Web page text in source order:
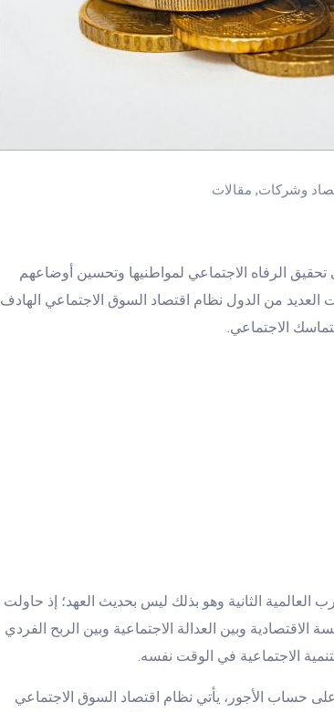
وشركات, مقالات
الرفاه الاجتماعي لمواطنيها وتحسين أوضاعهم
العديد من الدول نظام اقتصاد السوق الاجتماعي الهادف
الاجتماعي.
الثانية وهو بذلك ليس بحديث العهد؛ إذ حاولت
الاقتصادية وبين العدالة الاجتماعية وبين الربح الفردي
الاجتماعية في الوقت نفسه.
حساب الأجور، يأتي نظام اقتصاد السوق الاجتماعي